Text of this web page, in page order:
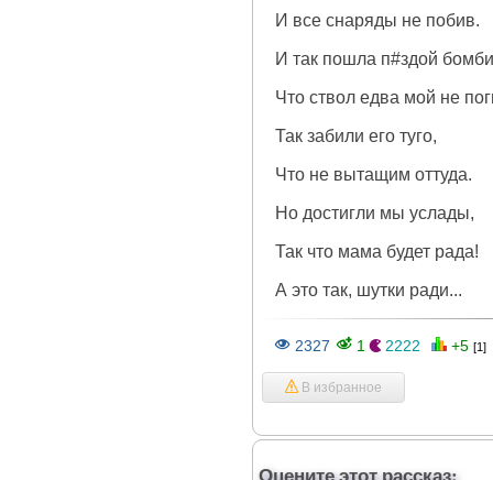
И все снаряды не побив.
И так пошла п#здой
Что ствол едва мой не
Так забили его туго,
Что не вытащим оттуда.
Но достигли мы услады,
Так что мама будет рада!
А это так, шутки ради...
2327 1 2222 +5 [1]
В избранное